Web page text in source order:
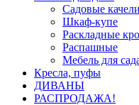
Садовые качели
Шкаф-купе
Раскладные
Распашные
Мебель для
Кресла, пуфы
ДИВАНЫ
РАСПРОДАЖА!